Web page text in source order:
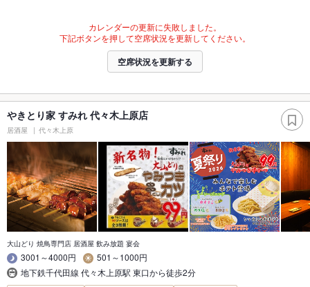
カレンダーの更新に失敗しました。
下記ボタンを押して空席状況を更新してください。
空席状況を更新する
やきとり家 すみれ 代々木上原店
居酒屋 代々木上原
大山どり 焼鳥専門店 居酒屋 飲み放題 宴会
3001～4000円
501～1000円
地下鉄千代田線 代々木上原駅 東口から徒歩2分